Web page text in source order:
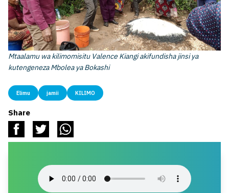
Mtaalamu wa kilimomisitu Valence Kiangi akifundisha jinsi ya
kutengeneza Mbolea ya Bokashi
Elimu jamii KILIMO
Share